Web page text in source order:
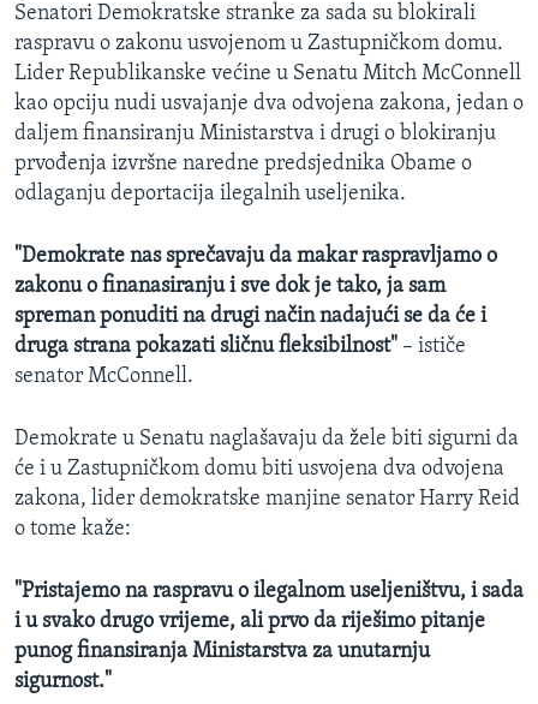
Senatori Demokratske stranke za sada su blokirali
raspravu o zakonu usvojenom u Zastupničkom domu.
Lider Republikanske većine u Senatu Mitch McConnell
kao opciju nudi usvajanje dva odvojena zakona, jedan o
daljem finansiranju Ministarstva i drugi o blokiranju
prvođenja izvršne naredne predsjednika Obame o
odlaganju deportacija ilegalnih useljenika.
"Demokrate nas sprečavaju da makar raspravljamo o
zakonu o finanasiranju i sve dok je tako, ja sam
spreman ponuditi na drugi način nadajući se da će i
druga strana pokazati sličnu fleksibilnost" – ističe
senator McConnell.
Demokrate u Senatu naglašavaju da žele biti sigurni da
će i u Zastupničkom domu biti usvojena dva odvojena
zakona, lider demokratske manjine senator Harry Reid
o tome kaže:
"Pristajemo na raspravu o ilegalnom useljeništvu, i sada
i u svako drugo vrijeme, ali prvo da riješimo pitanje
punog finansiranja Ministarstva za unutarnju
sigurnost."